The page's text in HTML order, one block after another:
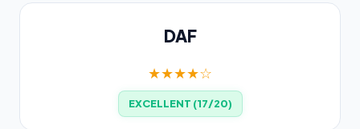
DAF
★★★★☆
EXCELLENT (17/20)